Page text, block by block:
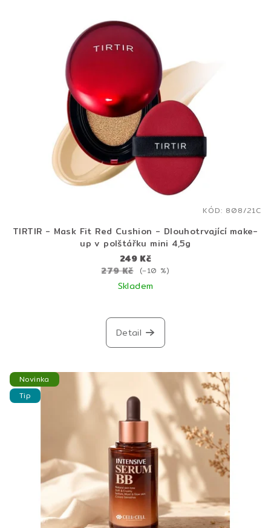
TIRTIR - Mask Fit Red Cushion - Dlouhotrvající make-
up v polštářku mini 4,5g
249 Kč
279 Kč (–10 %)
Skladem
Detail
KÓD: 808/21C
Novinka
Tip